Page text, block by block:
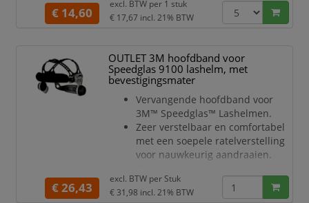
Veiligheidshelm is gemaakt van
UV-gestabiliseerd ABS
draagcomfort, met name in een
warm klimaat
Met gemakkelijk vervangbare
lederen zweetband voor meer
comfort en
hygiëne
Helm
€ 14,60
excl. BTW per 1 stuk
€ 17,67 incl. 21% BTW
OUTLET 3M hoofdband voor
Speedglas 9100 lashelm, met
bevestigingsmater
Vervangende hoofdband voor
3M™ Speedglas™ Lashelmen.
Zeer verstelbaar en comfortabel
met een soepele ratelverstelling
voor nauwkeurig aandraaien.
regelmatig op beschadigde
onderdelen, voor de beste
€ 26,43
excl. BTW per Stuk
€ 31,98 incl. 21% BTW